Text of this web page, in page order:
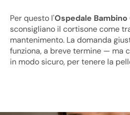
Per questo l'Ospedale
sconsigliano il cortisone come
mantenimento. La domanda
funziona, a breve termine — ma
in modo sicuro, per tenere la